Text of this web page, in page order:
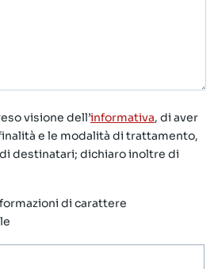
visione dell’informativa, di aver
e le modalità di trattamento,
destinatari; dichiaro inoltre di
di carattere